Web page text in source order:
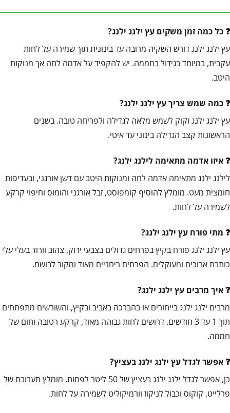
כל כמה זמן משקים עץ ילנג ילנג?
עץ ילנג ילנג דורש השקיה מרובה עד בינונית תוך שמירה על לחות
עקבית, במיוחד בגידול בחממה. יש להקפיד על אדמה לחה אך מנוקזת
היטב.
כמה שמש צריך עץ ילנג ילנג?
עץ ילנג ילנג זקוק לשמש מלאה לגדילה ולפריחה טובה. בשנים
הראשונות קצב הגדילה בינוני עד איטי.
איזו אדמה מתאימה לילנג ילנג?
לילנג ילנג מתאימה אדמה לחה ומנוקזת היטב עם דשן אורגני, ובעדיפות
חומצית מעט. מומלץ להוסיף קומפוסט, זבל אורגני והומוס וחיפוי קרקע
לשמירה על לחות.
מתי פורח עץ ילנג ילנג?
עץ ילנג ילנג פורח בקיץ בפרחים גדולים בצבעי ירוק, צהוב וורוד בעלי עלי
כותרת ארוכים ומעוקלים. הפרחים ריחניים מאוד ומקור לבושם.
איך מרבים עץ ילנג ילנג?
מרבים ילנג ילנג בייחורים או בהברכה באביב ובקיץ, והשורשים מתפתחים
תוך 1 עד 3 חודשים. דרושים לחות גבוהה מאוד, קרקע רטובה וחום של
חממה.
אפשר לגדל עץ ילנג ילנג בעציץ?
כן, אפשר לגדל ילנג ילנג בעציץ של 50 ליטר לפחות. מומלץ תערובת של
פרלייט, קוקוס וכבול לניקוז וורמיקוליט לשמירה על לחות.